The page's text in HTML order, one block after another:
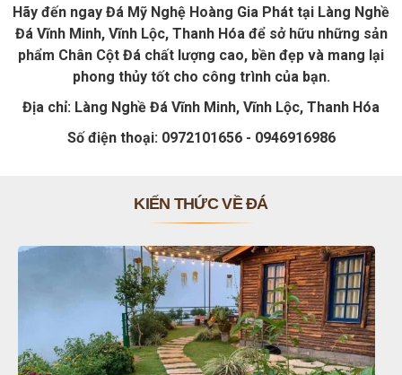
Hãy đến ngay Đá Mỹ Nghệ Hoàng Gia Phát tại Làng Nghề
Đá Vĩnh Minh, Vĩnh Lộc, Thanh Hóa để sở hữu những sản
phẩm Chân Cột Đá chất lượng cao, bền đẹp và mang lại
phong thủy tốt cho công trình của bạn.
Địa chỉ: Làng Nghề Đá Vĩnh Minh, Vĩnh Lộc, Thanh Hóa
Số điện thoại: 0972101656 - 0946916986
KIẾN THỨC VỀ ĐÁ